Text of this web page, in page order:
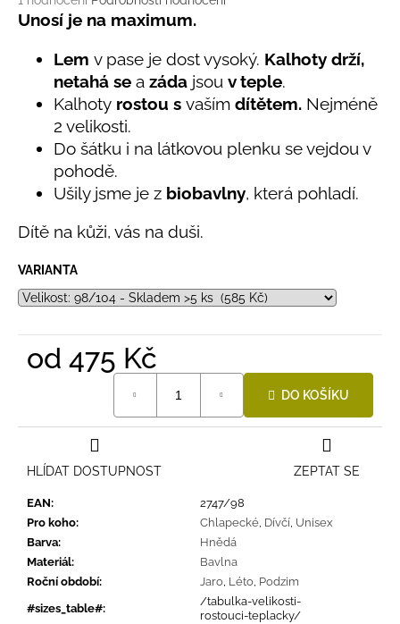
hodnocení
produktu
Unosí je na maximum.
Lem v pase je dost vysoký. Kalhoty drží,
netahá se a záda jsou v teple.
Kalhoty rostou s vaším dítětem. Nejméně
2 velikosti.
Do šátku i na látkovou plenku se vejdou v
pohodě.
Ušily jsme je z biobavlny, která pohladí.
Dítě na kůži, vás na duši.
VARIANTA
od 475 Kč
DO KOŠÍKU
EAN:
2747/98
Pro koho: Chlapecké, Dívčí, Unisex
Barva:
Hnědá
Materiál:
Bavlna
Roční období: Jaro, Léto, Podzim
#sizes_table#:
/tabulka-velikosti-
rostouci-teplacky/
ZEPTAT SE
HLÍDAT DOSTUPNOST
u
LETNÍ
RYCHLESCHNOUCÍ
KALHOTY
ŽLUTÉ
695
Kč